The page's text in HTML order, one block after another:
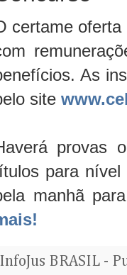
certame
As
site
provas
para nível
manhã
InfoJus BRASIL -